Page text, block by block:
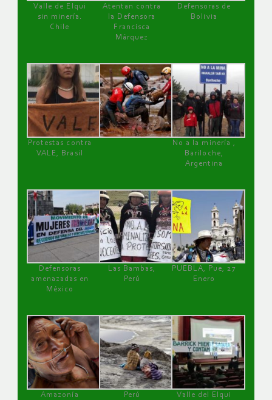
Valle de Elqui
sin minería.
Chile
Atentan contra
la Defensora
Francisca
Márquez
Defensoras de
Bolivia
Protestas contra
VALE, Brasil
No a la minería ,
Bariloche,
Argentina
Defensoras
amenazadas en
México
Las Bambas,
Perú
PUEBLA, Pue, 27
Enero
Amazonía
Perú
Valle del Elqui